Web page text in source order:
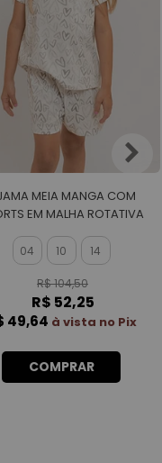
MEIA MANGA COM
EM MALHA ROTATIVA
04 10 14
R$ 104,50
R$ 52,25
49,64 à vista no Pix
COMPRAR